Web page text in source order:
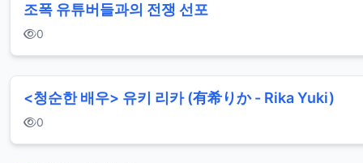
조폭 유튜버들과의 전쟁 선포
0
<청순한 배우> 유키 리카 (有希りか - Rika Yuki)
0